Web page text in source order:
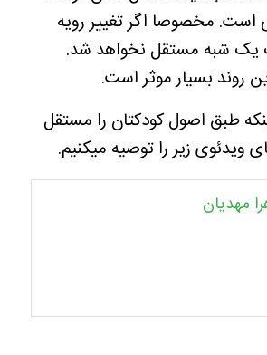
است. مخصوصا اگر تغییر رویه
یک شبه مستقل نخواهد شد.
روند بسیار موثر است.
طبق اصول کودکتان را مستقل
ویدئوی زیر را توصیه میکنیم.
مهدیان